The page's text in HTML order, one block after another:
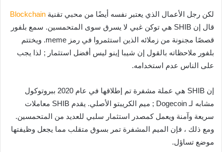
لكن رجل الأعمال الذي يعتبر نفسه أيضًا من محبي تقنية Blockchain
قال إن SHIB هي توكن غبي لا يسرق سوى المتحمسين. سمع بلفور
قصصًا مجنونة من زملائه الذين استثمروا في رمز meme. ويختتم
بلفور ملاحظاته بالقول إن شيبا إينو ليس أفضل استثمار ; لذا يجب
على الناس عدم استخدامه.
إن SHIB هي عملة مشفرة تم إطلاقها في عام 2020 ببروتوكول
مشابه لـ Dogecoin ; ميم الكريبتو الأصلي. يقدم SHIB معاملات
سريعة وآمنة ويعمل كمصدر استثمار سلبي للعديد من المتحمسين.
ومع ذلك ، فإن الميم المشفرة تمر بسوق متقلب مما يجعل وظيفتها
موضع تساؤل.